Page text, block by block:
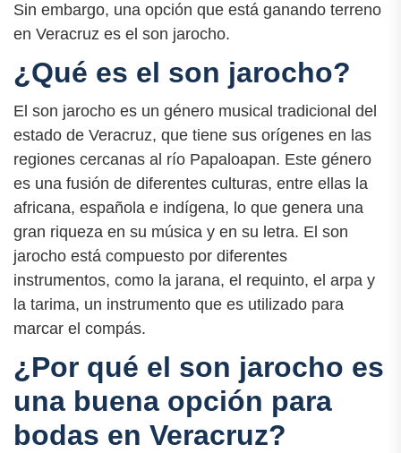
Sin embargo, una opción que está ganando terreno
en Veracruz es el son jarocho.
¿Qué es el son jarocho?
El son jarocho es un género musical tradicional del
estado de Veracruz, que tiene sus orígenes en las
regiones cercanas al río Papaloapan. Este género
es una fusión de diferentes culturas, entre ellas la
africana, española e indígena, lo que genera una
gran riqueza en su música y en su letra. El son
jarocho está compuesto por diferentes
instrumentos, como la jarana, el requinto, el arpa y
la tarima, un instrumento que es utilizado para
marcar el compás.
¿Por qué el son jarocho es
una buena opción para
bodas en Veracruz?